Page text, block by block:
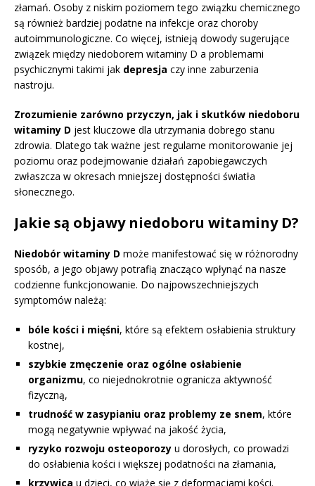
złamań. Osoby z niskim poziomem tego związku chemicznego
są również bardziej podatne na infekcje oraz choroby
autoimmunologiczne. Co więcej, istnieją dowody sugerujące
związek między niedoborem witaminy D a problemami
psychicznymi takimi jak depresja czy inne zaburzenia
nastroju.
Zrozumienie zarówno przyczyn, jak i skutków niedoboru
witaminy D jest kluczowe dla utrzymania dobrego stanu
zdrowia. Dlatego tak ważne jest regularne monitorowanie jej
poziomu oraz podejmowanie działań zapobiegawczych
zwłaszcza w okresach mniejszej dostępności światła
słonecznego.
Jakie są objawy niedoboru witaminy D?
Niedobór witaminy D może manifestować się w różnorodny
sposób, a jego objawy potrafią znacząco wpłynąć na nasze
codzienne funkcjonowanie. Do najpowszechniejszych
symptomów należą:
bóle kości i mięśni, które są efektem osłabienia struktury
kostnej,
szybkie zmęczenie oraz ogólne osłabienie
organizmu, co niejednokrotnie ogranicza aktywność
fizyczną,
trudność w zasypianiu oraz problemy ze snem, które
mogą negatywnie wpływać na jakość życia,
ryzyko rozwoju osteoporozy u dorosłych, co prowadzi
do osłabienia kości i większej podatności na złamania,
krzywica u dzieci, co wiąże się z deformacjami kości.